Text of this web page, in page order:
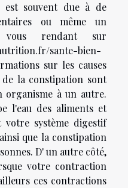
est souvent due à de
ou même un
vous rendant sur
sante-bien-
sur les causes
de la constipation sont
organisme à un autre.
l'eau des aliments et
votre système digestif
que la constipation
D' un autre côté,
votre contraction
ces contractions